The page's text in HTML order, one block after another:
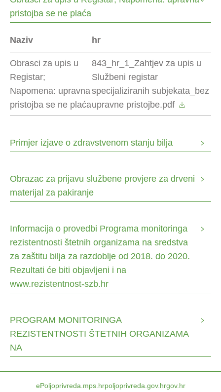
pristojba se ne plaća
Naziv hr
Obrasci za upis u
Registar;
Napomena: upravna
pristojba se ne plaća
843_hr_1_Zahtjev za upis u
Službeni registar
specijaliziranih subjekata_bez
upravne pristojbe.pdf
Primjer izjave o zdravstvenom stanju bilja
Obrazac za prijavu službene provjere za drveni
materijal za pakiranje
Informacija o provedbi Programa monitoringa
rezistentnosti štetnih organizama na sredstva
za zaštitu bilja za razdoblje od 2018. do 2020.
Rezultati će biti objavljeni i na
www.rezistentnost-szb.hr
PROGRAM MONITORINGA
REZISTENTNOSTI ŠTETNIH ORGANIZAMA
NA
ePoljoprivreda.mps.hrpoljoprivreda.gov.hrgov.hr